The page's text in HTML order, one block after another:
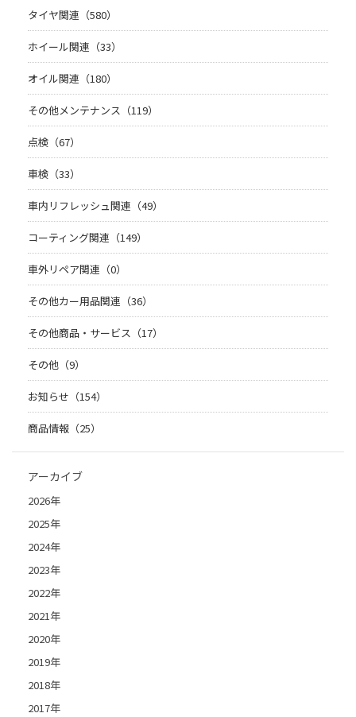
タイヤ関連（580）
ホイール関連（33）
オイル関連（180）
その他メンテナンス（119）
点検（67）
車検（33）
車内リフレッシュ関連（49）
コーティング関連（149）
車外リペア関連（0）
その他カー用品関連（36）
その他商品・サービス（17）
その他（9）
お知らせ（154）
商品情報（25）
アーカイブ
2026年
2025年
2024年
2023年
2022年
2021年
2020年
2019年
2018年
2017年